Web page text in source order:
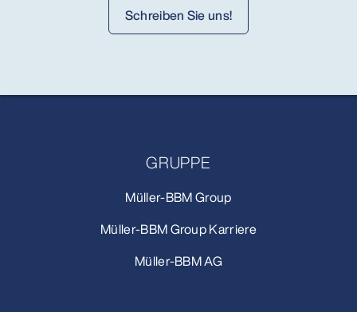
Schreiben Sie uns!
GRUPPE
Müller-BBM Group
Müller-BBM Group Karriere
Müller-BBM AG